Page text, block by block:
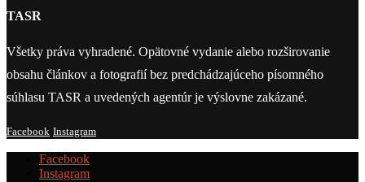
TASR
Všetky práva vyhradené. Opätovné vydanie alebo rozširovanie
obsahu článkov a fotografií bez predchádzajúceho písomného
súhlasu TASR a uvedených agentúr je výslovne zakázané.
Facebook Instagram
Facebook
Instagram